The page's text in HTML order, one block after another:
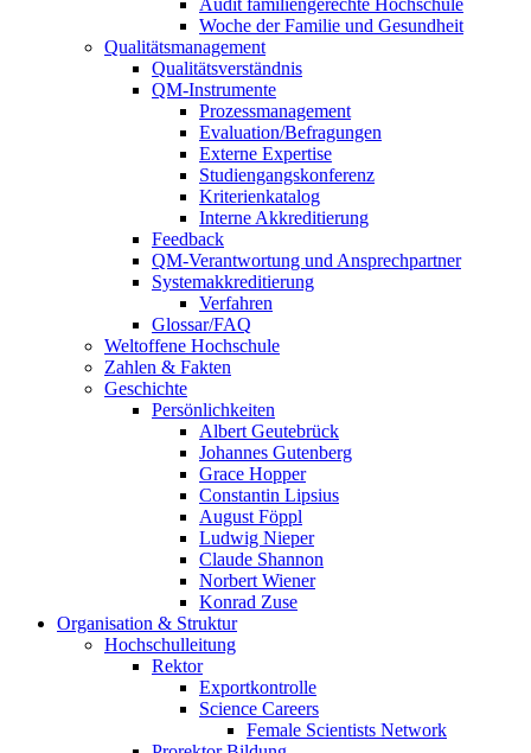
Woche der Familie und Gesundheit
Qualitätsmanagement
Qualitätsverständnis
QM-Instrumente
Prozessmanagement
Evaluation/Befragungen
Externe Expertise
Studiengangskonferenz
Kriterienkatalog
Interne Akkreditierung
Feedback
QM-Verantwortung und Ansprechpartner
Systemakkreditierung
Verfahren
Glossar/FAQ
Weltoffene Hochschule
Zahlen & Fakten
Geschichte
Persönlichkeiten
Albert Geutebrück
Johannes Gutenberg
Grace Hopper
Constantin Lipsius
August Föppl
Ludwig Nieper
Claude Shannon
Norbert Wiener
Konrad Zuse
Organisation & Struktur
Hochschulleitung
Rektor
Exportkontrolle
Science Careers
Female Scientists Network